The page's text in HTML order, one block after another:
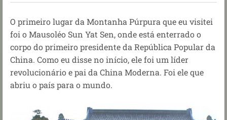
O primeiro lugar da Montanha Púrpura que eu visitei
foi oMausoléo Sun Yat Sen, onde está enterrado o
corpo do primeiro presidente da República Popular da
China. Como eu disse no início, ele foi um líder
revolucionário e pai da China Moderna. Foi ele que
abriu o país para o mundo.